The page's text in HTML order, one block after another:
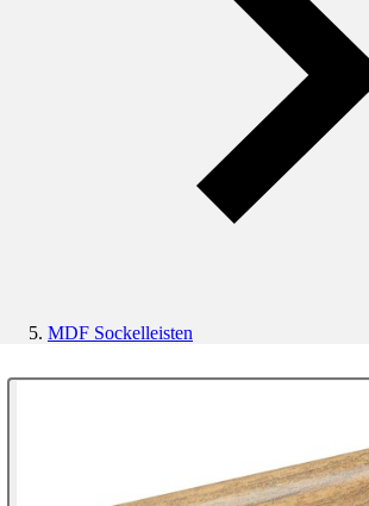
MDF Sockelleisten